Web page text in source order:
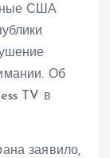
США
Об
TV в
заявило,